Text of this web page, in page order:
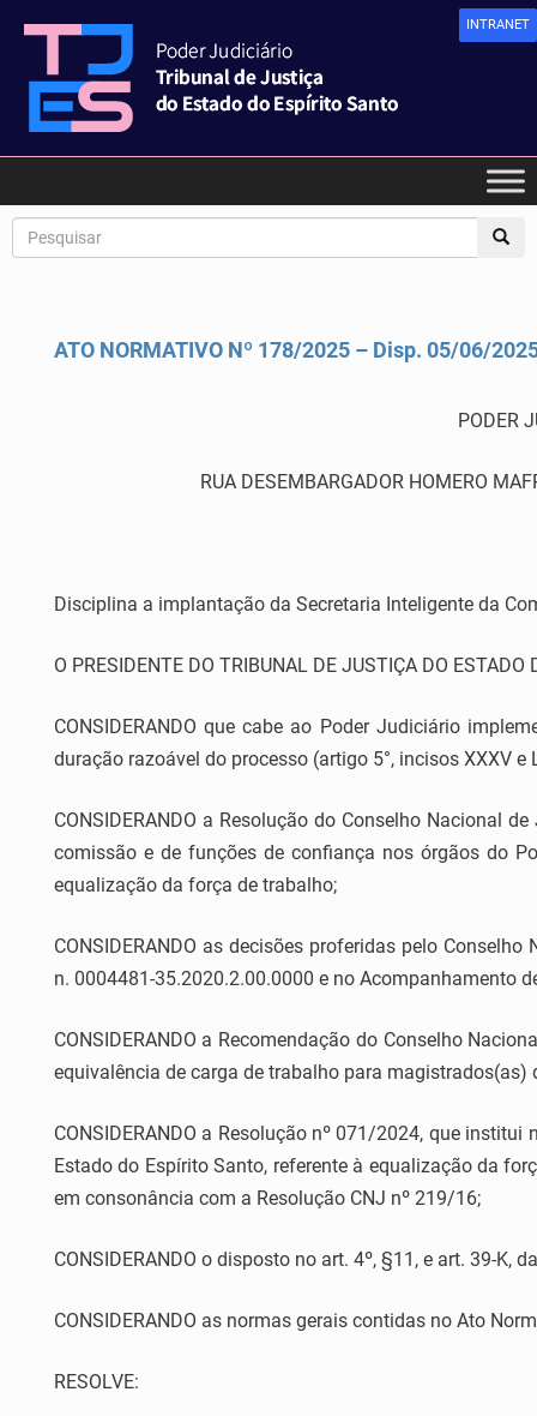
INTRANET
ATO NORMATIVO Nº 178/2025 – Disp. 05/06/
PODER
RUA DESEMBARGADOR HOMERO
Disciplina a implantação da Secretaria Inteligente da
O PRESIDENTE DO TRIBUNAL DE JUSTIÇA DO
CONSIDERANDO que cabe ao Poder Judiciário
duração razoável do processo (artigo 5°, incisos XXXV e
CONSIDERANDO a Resolução do Conselho Nacional
comissão e de funções de confiança nos órgãos do
equalização da força de trabalho;
CONSIDERANDO as decisões proferidas pelo
n. 0004481-35.2020.2.00.0000 e no Acompanhamento
CONSIDERANDO a Recomendação do Conselho
equivalência de carga de trabalho para
CONSIDERANDO a Resolução nº 071/2024, que
Estado do Espírito Santo, referente à equalização da
em consonância com a Resolução CNJ nº 219/16;
CONSIDERANDO o disposto no art. 4º, §11, e art. 39-
CONSIDERANDO as normas gerais contidas no Ato
RESOLVE: